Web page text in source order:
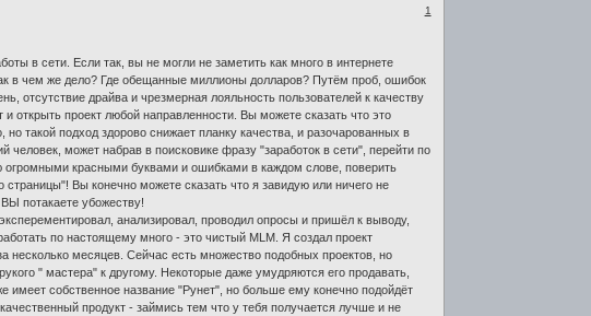
1
в сети. Если так, вы не могли не заметить как много в интернете
в чем же дело? Где обещанные миллионы долларов? Путём проб, ошибок
отсутствие драйва и чрезмерная лояльность пользователей к качеству
открыть проект любой направленности. Вы можете сказать что это
такой подход здорово снижает планку качества, и разочарованных в
может набрав в поисковике фразу "заработок в сети", перейти по
красными буквами и ошибками в каждом слове, поверить
Вы конечно можете сказать что я завидую или ничего не
потакаете убожеству!
анализировал, проводил опросы и пришёл к выводу,
по настоящему много - это чистый MLM. Я создал проект
месяцев. Сейчас есть множество подобных проектов, но
" мастера" к другому. Некоторые даже умудряются его продавать,
имеет собственное название "Рунет", но больше ему конечно подойдёт
продукт - займись тем что у тебя получается лучше и не